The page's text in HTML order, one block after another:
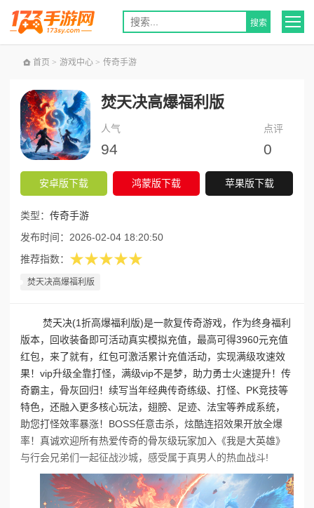
首页 > 游戏中心 > 传奇手游
焚天决高爆福利版
人气
94
点评
0
安卓版下载 鸿蒙版下载 苹果版下载
类型： 传奇手游
发布时间： 2026-02-04 18:20:50
推荐指数： ★★★★★
焚天决高爆福利版
焚天决(1折高爆福利版)是一款复传奇游戏，作为终身福利
版本，回收装备即可活动真实模拟充值，最高可得3960元充值
红包，来了就有，红包可激活累计充值活动，实现满级攻速效
果！vip升级全靠打怪，满级vip不是梦，助力勇士火速提升！传
奇霸主，骨灰回归！续写当年经典传奇练级、打怪、PK竞技等
特色，还融入更多核心玩法，翅膀、足迹、法宝等养成系统，
助您打怪效率暴涨！BOSS任意击杀，炫酷连招效果开放全爆
率！真诚欢迎所有热爱传奇的骨灰级玩家加入《我是大英雄》
与行会兄弟们一起征战沙城，感受属于真男人的热血战斗!